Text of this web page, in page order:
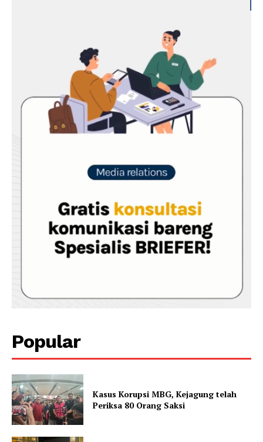
Popular
Kasus Korupsi MBG, Kejagung telah
Periksa 80 Orang Saksi